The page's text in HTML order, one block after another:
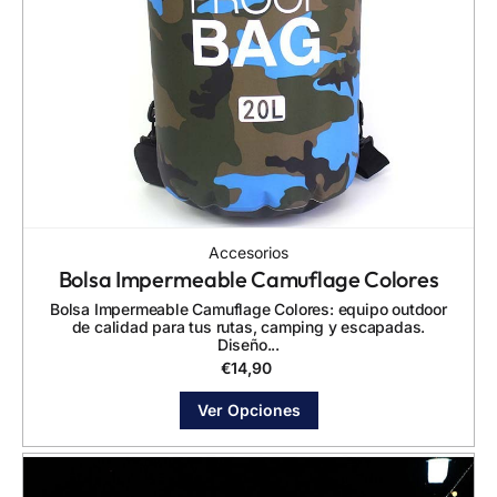
Accesorios
Bolsa Impermeable Camuflage Colores
Bolsa Impermeable Camuflage Colores: equipo outdoor
de calidad para tus rutas, camping y escapadas.
Diseño...
€14,90
Ver Opciones